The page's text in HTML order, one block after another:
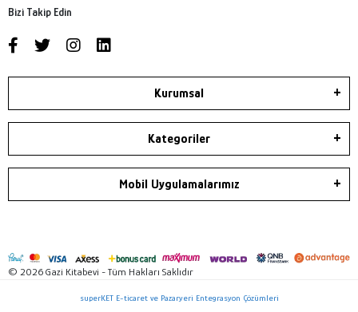
Bizi Takip Edin
Kurumsal
Kategoriler
Mobil Uygulamalarımız
© 2026 Gazi Kitabevi - Tüm Hakları Saklıdır
superKET E-ticaret ve Pazaryeri Entegrasyon Çözümleri